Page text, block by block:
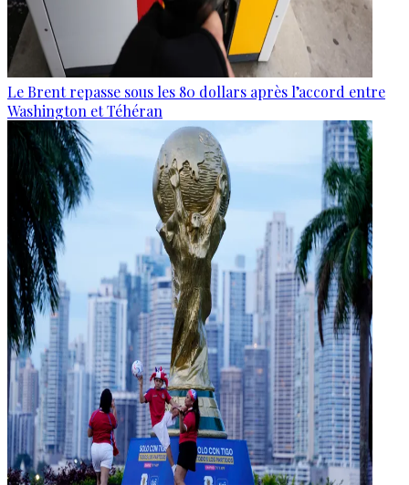
Le Brent repasse sous les 80 dollars après l’accord entre
Washington et Téhéran